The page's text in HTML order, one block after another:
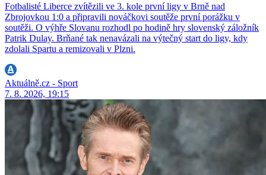
Fotbalisté Liberce zvítězili ve 3. kole první ligy v Brně nad
Zbrojovkou 1:0 a připravili nováčkovi soutěže první porážku v
soutěži. O výhře Slovanu rozhodl po hodině hry slovenský záložník
Patrik Dulay. Brňané tak nenavázali na výtečný start do ligy, kdy
zdolali Spartu a remizovali v Plzni.
Aktuálně.cz - Sport
7. 8. 2026, 19:15